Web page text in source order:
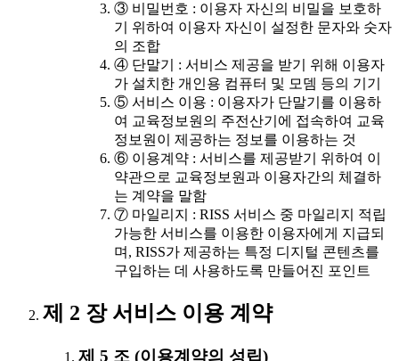
③ 비밀번호 : 이용자 자신의 비밀을 보호하
기 위하여 이용자 자신이 설정한 문자와 숫자
의 조합
④ 단말기 : 서비스 제공을 받기 위해 이용자
가 설치한 개인용 컴퓨터 및 모뎀 등의 기기
⑤ 서비스 이용 : 이용자가 단말기를 이용하
여 교육정보원의 주전산기에 접속하여 교육
정보원이 제공하는 정보를 이용하는 것
⑥ 이용계약 : 서비스를 제공받기 위하여 이
약관으로 교육정보원과 이용자간의 체결하
는 계약을 말함
⑦ 마일리지 : RISS 서비스 중 마일리지 적립
가능한 서비스를 이용한 이용자에게 지급되
며, RISS가 제공하는 특정 디지털 콘텐츠를
구입하는 데 사용하도록 만들어진 포인트
제 2 장 서비스 이용 계약
제 5 조 (이용계약의 성립)